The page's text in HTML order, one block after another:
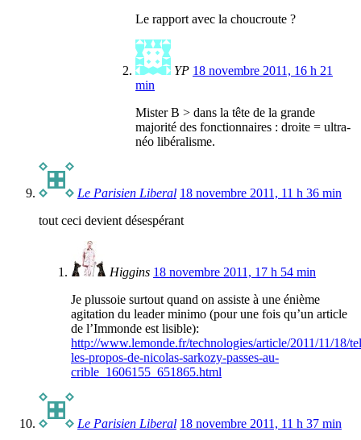
Le rapport avec la choucroute ?
YP 18 novembre 2011, 16 h 21
min
Mister B > dans la tête de la grande
majorité des fonctionnaires : droite = ultra-
néo libéralisme.
Le Parisien Liberal 18 novembre 2011, 11 h 36 min
tout ceci devient désespérant
Higgins 18 novembre 2011, 17 h 54 min
Je plussoie surtout quand on assiste à une énième
agitation du leader minimo (pour une fois qu’un article
de l’Immonde est lisible):
http://www.lemonde.fr/technologies/article/2011/11/18/
les-propos-de-nicolas-sarkozy-passes-au-
crible_1606155_651865.html
Le Parisien Liberal 18 novembre 2011, 11 h 37 min